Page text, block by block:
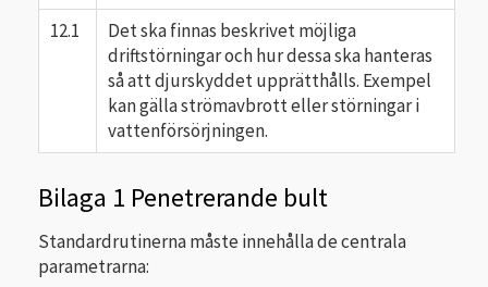
12.1
Det ska finnas beskrivet möjliga
driftstörningar och hur dessa ska hanteras
så att djurskyddet upprätthålls. Exempel
kan gälla strömavbrott eller störningar i
vattenförsörjningen.
Bilaga 1 Penetrerande bult
Standardrutinerna måste innehålla de centrala
parametrarna: